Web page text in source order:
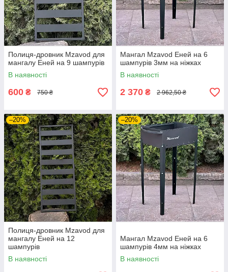
Полиця-дровник Mzavod для
мангалу Еней на 9 шампурів
В наявності
600 ₴ 750 ₴
Мангал Mzavod Еней на 6
шампурів 3мм на ніжках
В наявності
2 370 ₴ 2 962,50 ₴
–20%
Полиця-дровник Mzavod для
мангалу Еней на 12
шампурів
В наявності
–20%
Мангал Mzavod Еней на 6
шампурів 4мм на ніжках
В наявності